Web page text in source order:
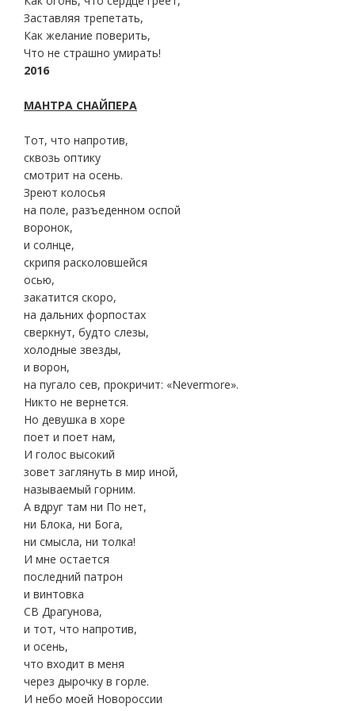
Заставляя трепетать,
Как желание поверить,
Что не страшно умирать!
2016
МАНТРА СНАЙПЕРА
Тот, что напротив,
сквозь оптику
смотрит на осень.
Зреют колосья
на поле, разъеденном оспой
воронок,
и солнце,
скрипя расколовшейся
осью,
закатится скоро,
на дальних форпостах
сверкнут, будто слезы,
холодные звезды,
и ворон,
на пугало сев, прокричит: «Nevermore».
Никто не вернется.
Но девушка в хоре
поет и поет нам,
И голос высокий
зовет заглянуть в мир иной,
называемый горним.
А вдруг там ни По нет,
ни Блока, ни Бога,
ни смысла, ни толка!
И мне остается
последний патрон
и винтовка
СВ Драгунова,
и тот, что напротив,
и осень,
что входит в меня
через дырочку в горле.
И небо моей Новороссии